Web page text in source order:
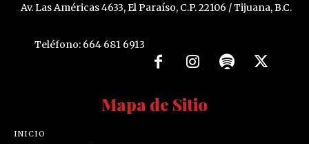
Av. Las Américas 4633, El Paraíso, C.P. 22106 / Tijuana, B.C.
Teléfono: 664 681 6913
Mapa de Sitio
INICIO